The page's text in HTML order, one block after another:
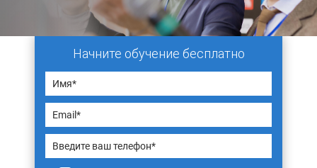
Начните обучение бесплатно